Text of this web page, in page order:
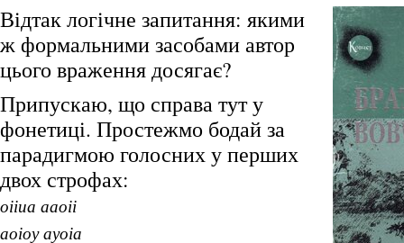
Відтак логічне запитання: якими
ж формальними засобами автор
цього враження досягає?
Припускаю, що справа тут у
фонетиці. Простежмо бодай за
парадигмою голосних у перших
двох строфах:
оііиа ааоіі
аоіоу ауоіа